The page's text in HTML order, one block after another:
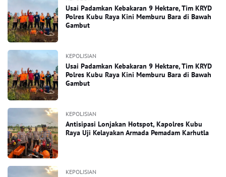
Usai Padamkan Kebakaran 9 Hektare, Tim KRYD
Polres Kubu Raya Kini Memburu Bara di Bawah
Gambut
KEPOLISIAN
Usai Padamkan Kebakaran 9 Hektare, Tim KRYD
Polres Kubu Raya Kini Memburu Bara di Bawah
Gambut
KEPOLISIAN
Antisipasi Lonjakan Hotspot, Kapolres Kubu
Raya Uji Kelayakan Armada Pemadam Karhutla
KEPOLISIAN